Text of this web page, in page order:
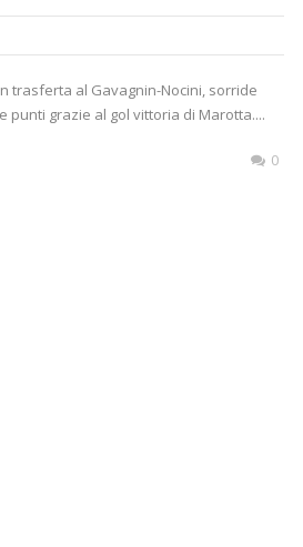
trasferta al Gavagnin-Nocini, sorride
punti grazie al gol vittoria di Marotta....
0